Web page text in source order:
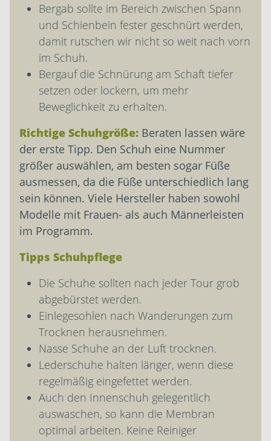
Bergab sollte im Bereich zwischen Spann
und Schienbein fester geschnürt werden,
damit rutschen wir nicht so weit nach vorn
im Schuh.
Bergauf die Schnürung am Schaft tiefer
setzen oder lockern, um mehr
Beweglichkeit zu erhalten.
Richtige Schuhgröße: Beraten lassen wäre
der erste Tipp. Den Schuh eine Nummer
größer auswählen, am besten sogar Füße
ausmessen, da die Füße unterschiedlich lang
sein können. Viele Hersteller haben sowohl
Modelle mit Frauen- als auch Männerleisten
im Programm.
Tipps Schuhpflege
Die Schuhe sollten nach jeder Tour grob
abgebürstet werden.
Einlegesohlen nach Wanderungen zum
Trocknen herausnehmen.
Nasse Schuhe an der Luft trocknen.
Lederschuhe halten länger, wenn diese
regelmäßig eingefettet werden.
Auch den Innenschuh gelegentlich
auswaschen, so kann die Membran
optimal arbeiten. Keine Reiniger